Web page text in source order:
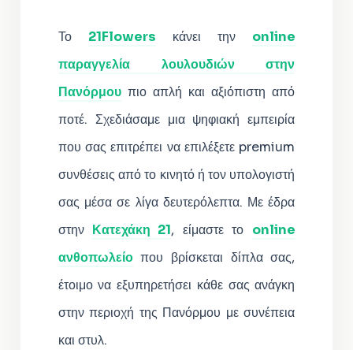
Το 21Flowers κάνει την online
παραγγελία λουλουδιών στην
Πανόρμουπιο απλή και αξιόπιστη από
ποτέ. Σχεδιάσαμε μια ψηφιακή εμπειρία
που σας επιτρέπει να επιλέξετε premium
συνθέσεις από το κινητό ή τον υπολογιστή
σας μέσα σε λίγα δευτερόλεπτα. Με έδρα
στην Κατεχάκη 21, είμαστε το online
ανθοπωλείοπου βρίσκεται δίπλα σας,
έτοιμο να εξυπηρετήσει κάθε σας ανάγκη
στην περιοχή της Πανόρμου με συνέπεια
και στυλ.